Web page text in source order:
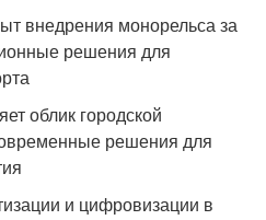
внедрения монорельса за
решения для
облик городской
решения для
и цифровизации в